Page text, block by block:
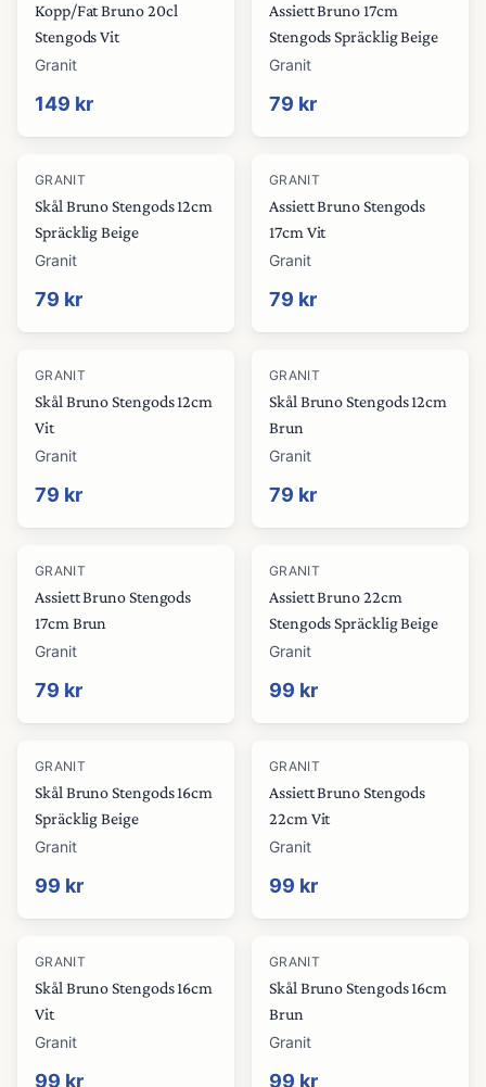
Kopp/Fat Bruno 20cl
Stengods Vit
Granit
149 kr
Assiett Bruno 17cm
Stengods Spräcklig Beige
Granit
79 kr
GRANIT
Skål Bruno Stengods 12cm
Spräcklig Beige
Granit
79 kr
GRANIT
Assiett Bruno Stengods
17cm Vit
Granit
79 kr
GRANIT
Skål Bruno Stengods 12cm
Vit
Granit
79 kr
GRANIT
Skål Bruno Stengods 12cm
Brun
Granit
79 kr
GRANIT
Assiett Bruno Stengods
17cm Brun
Granit
79 kr
GRANIT
Assiett Bruno 22cm
Stengods Spräcklig Beige
Granit
99 kr
GRANIT
Skål Bruno Stengods 16cm
Spräcklig Beige
Granit
99 kr
GRANIT
Assiett Bruno Stengods
22cm Vit
Granit
99 kr
GRANIT
Skål Bruno Stengods 16cm
Vit
Granit
99 kr
GRANIT
Skål Bruno Stengods 16cm
Brun
Granit
99 kr